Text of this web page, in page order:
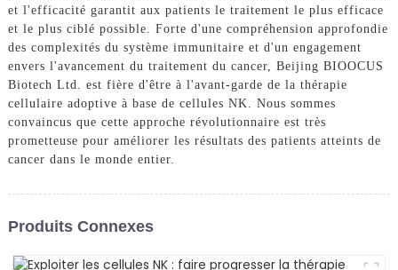
et l'efficacité garantit aux patients le traitement le plus efficace
et le plus ciblé possible. Forte d'une compréhension approfondie
des complexités du système immunitaire et d'un engagement
envers l'avancement du traitement du cancer, Beijing BIOOCUS
Biotech Ltd. est fière d'être à l'avant-garde de la thérapie
cellulaire adoptive à base de cellules NK. Nous sommes
convaincus que cette approche révolutionnaire est très
prometteuse pour améliorer les résultats des patients atteints de
cancer dans le monde entier.
Produits Connexes